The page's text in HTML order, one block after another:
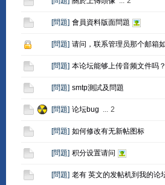
[問題] 會員資料版面問題
[問題] 请问，联系管理员那个邮箱
[問題] 本论坛能够上传音频文件吗
[問題] smtp測試及問題
[問題] 论坛bug ... 2
[問題] 如何修改有无新帖图标
[問題] 积分设置请问
[問題] 老有 英文的发帖机到我的论